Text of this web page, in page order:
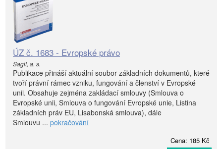
ÚZ č. 1683 - Evropské právo
Sagit, a. s.
Publikace přináší aktuální soubor základních dokumentů, které
tvoří právní rámec vzniku, fungování a členství v Evropské
unii. Obsahuje zejména zakládací smlouvy (Smlouva o
Evropské unii, Smlouva o fungování Evropské unie, Listina
základních práv EU, Lisabonská smlouva), dále
Smlouvu ... pokračování
Cena: 185 Kč